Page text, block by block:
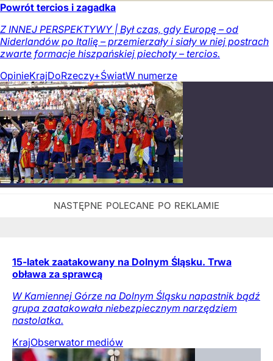
Powrót tercios i zagadka
Z INNEJ PERSPEKTYWY | Był czas, gdy Europę – od
Niderlandów po Italię – przemierzały i siały w niej postrach
zwarte formacje hiszpańskiej piechoty – tercios.
OpinieKrajDoRzeczy+ŚwiatW numerze
15-latek zaatakowany na Dolnym Śląsku. Trwa
obława za sprawcą
W Kamiennej Górze na Dolnym Śląsku napastnik bądź
grupa zaatakowała niebezpiecznym narzędziem
nastolatka.
KrajObserwator mediów